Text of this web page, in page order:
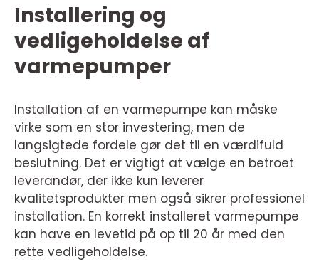
Installering og
vedligeholdelse af
varmepumper
Installation af en varmepumpe kan måske
virke som en stor investering, men de
langsigtede fordele gør det til en værdifuld
beslutning. Det er vigtigt at vælge en betroet
leverandør, der ikke kun leverer
kvalitetsprodukter men også sikrer professionel
installation. En korrekt installeret varmepumpe
kan have en levetid på op til 20 år med den
rette vedligeholdelse.